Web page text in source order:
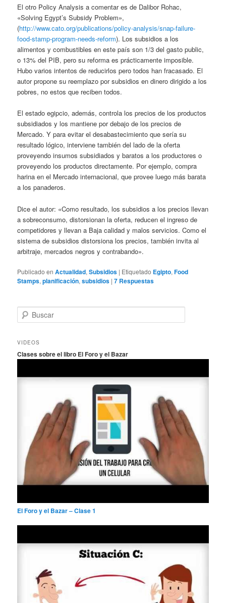
El otro Policy Analysis a comentar es de Dalibor Rohac,
«Solving Egypt’s Subsidy Problem»,
(http://www.cato.org/publications/policy-analysis/snap-failure-
food-stamp-program-needs-reform). Los subsidios a los
alimentos y combustibles en este país son 1/3 del gasto public,
o 13% del PIB, pero su reforma es prácticamente imposible.
Hubo varios intentos de reducirlos pero todos han fracasado. El
autor propone su reemplazo por subsidios en dinero dirigido a los
pobres, no estos que reciben todos.
El estado egipcio, además, controla los precios de los productos
subsidiados y los mantiene por debajo de los precios de
Mercado. Y para evitar el desabastecimiento que sería su
resultado lógico, interviene también del lado de la oferta
proveyendo insumos subsidiados y baratos a los productores o
proveyendo los productos directamente. Por ejemplo, compra
harina en el Mercado internacional, que provee luego más barata
a los panaderos.
Dice el autor: «Como resultado, los subsidios a los precios llevan
a sobreconsumo, distorsionan la oferta, reducen el ingreso de
competidores y llevan a Baja calidad y malos servicios. Como el
sistema de subsidios distorsiona los precios, también invita al
arbitraje, mercados negros y contrabando».
Publicado en Actualidad,Subsidios | Etiquetado Egipto,Food
Stamps,planificación,subsidios |7 Respuestas
u
c
r
VIDEOS
Clases sobre el libro El Foro y el Bazar
El Foro y el Bazar – Clase 1